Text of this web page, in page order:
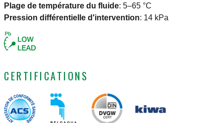
Plage de température du fluide: 5–65 °C
Pression différentielle d'intervention: 14 kPa
CERTIFICATIONS